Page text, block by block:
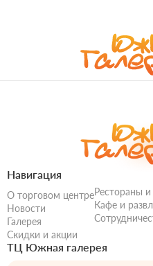
Навигация
О торговом центре
Новости
Галерея
Скидки и акции
Рестораны
Кафе и
ТЦ Южная галерея